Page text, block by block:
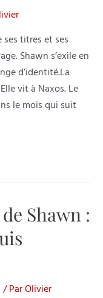
ses titres et ses
Shawn s’exile en
d’identité.La
vit à Naxos. Le
le mois qui suit
Shawn :
/ ParOlivier